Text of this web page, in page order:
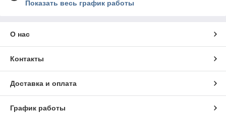
Показать весь график работы
О нас
Контакты
Доставка и оплата
График работы